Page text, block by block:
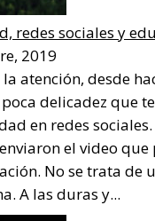
redes sociales y
2019
atención, desde
delicadez que
en redes sociales.
el video que
No se trata de
A las duras y...